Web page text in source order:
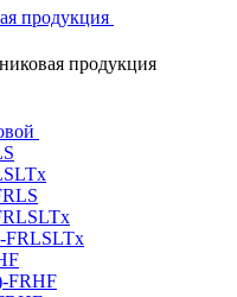
продукция
продукция